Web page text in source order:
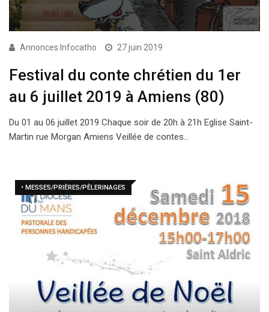
Annonces Infocatho 27 juin 2019
Festival du conte chrétien du 1er
au 6 juillet 2019 à Amiens (80)
Du 01 au 06 juillet 2019 Chaque soir de 20h à 21h Eglise Saint-
Martin rue Morgan Amiens Veillée de contes…
• MESSES/PRIÈRES/PÈLERINAGES